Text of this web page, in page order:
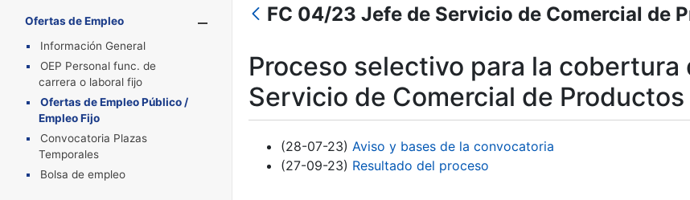
Ofertas de Empleo
Mostrar/Ocultar
Información General
OEP Personal func. de
carrera o laboral fijo
Ofertas de Empleo Público /
Empleo Fijo
Convocatoria Plazas
Temporales
Bolsa de empleo
FC 04/23 Jefe de Servicio de Comercial de
Proceso selectivo para la
Servicio de Comercial de
(28-07-23) Aviso y bases de la convocatoria
(27-09-23) Resultado del proceso